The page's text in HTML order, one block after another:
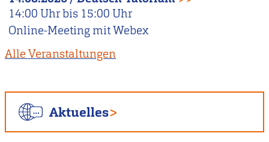
14:00 Uhr bis 15:00 Uhr
Online-Meeting mit Webex
Alle Veranstaltungen
Aktuelles